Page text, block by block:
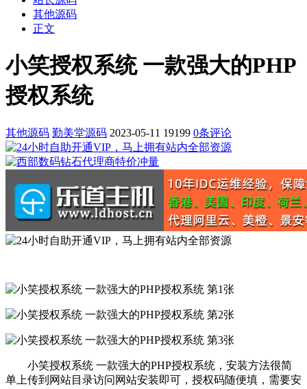
其他源码
正文
小笑授权系统 一款强大的PHP
授权系统
其他源码 勤美堂源码 2023-05-11 19199 0条评论
小笑授权系统 一款强大的PHP授权系统，安装方法很简
单上传到网站目录访问网站安装即可，授权码随便填，需要安